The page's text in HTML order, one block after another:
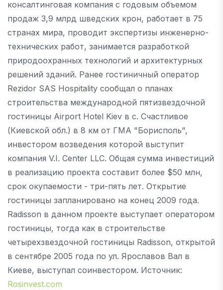
консалтинговая компания с годовым объемом
продаж 3,9 млрд шведских крон, работает в 75
странах мира, проводит экспертизы инженерно-
технических работ, занимается разработкой
природоохранных технологий и архитектурных
решений зданий. Ранее гостиничный оператор
Rezidor SAS Hospitality сообщал о планах
строительства международной пятизвездочной
гостиницы Airport Hotel Kiev в с. Счастливое
(Киевской обл.) в 8 км от ГМА "Борисполь",
инвестором возведения которой выступит
компания V.I. Center LLC. Общая сумма инвестиций
в реализацию проекта составит более $50 млн,
срок окупаемости - три-пять лет. Открытие
гостиницы запланировано на конец 2009 года.
Radisson в данном проекте выступает оператором
гостиницы, тогда как в строительстве
четырехзвездочной гостиницы Radisson, открытой
в сентябре 2005 года по ул. Ярославов Вал в
Киеве, выступал соинвестором. Источник:
Rosinvest.com